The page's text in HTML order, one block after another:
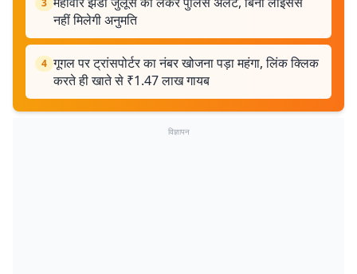
3
नहीं मिलेगी अनुमति
4 गूगल पर ट्रांसपोर्टर का नंबर खोजना पड़ा महंगा, लिंक क्लिक
करते ही खाते से ₹1.47 लाख गायब
विज्ञापन